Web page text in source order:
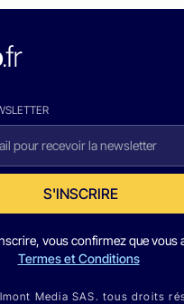
S'INSCRIRE
vous confirmez que vous
Termes et Conditions
Media SAS. tous droits